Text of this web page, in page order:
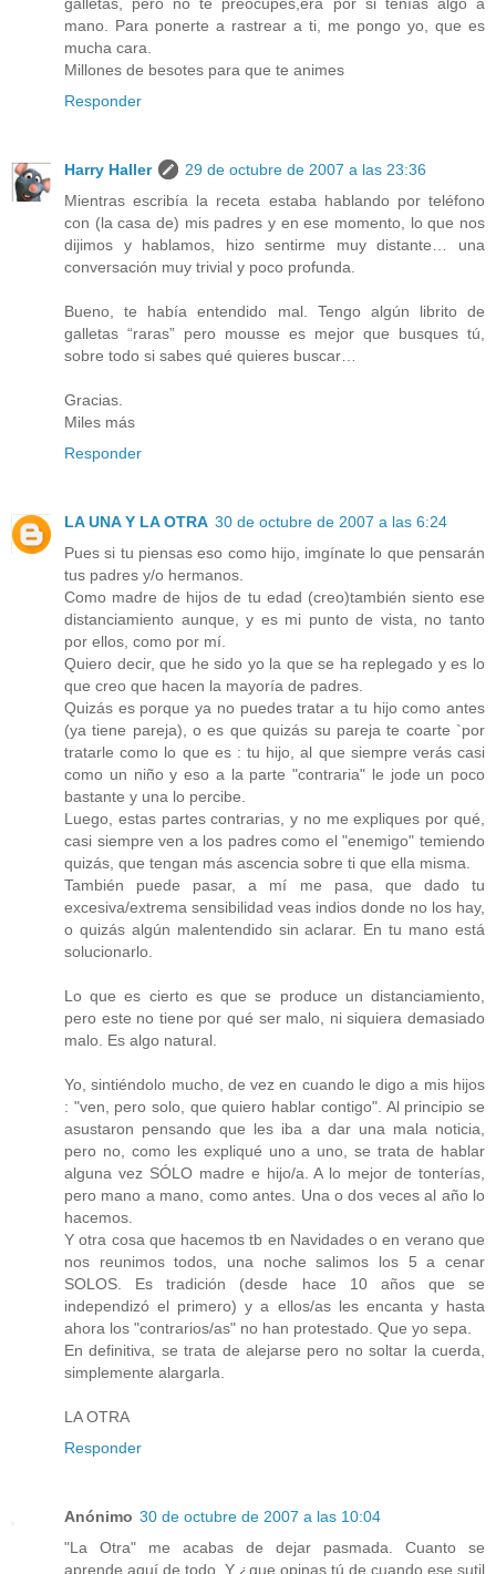
mano. Para ponerte a rastrear a ti, me pongo yo, que es
mucha cara.
Millones de besotes para que te animes
Responder
Harry Haller
29 de octubre de 2007 a las 23:36
Mientras escribía la receta estaba hablando por teléfono
con (la casa de) mis padres y en ese momento, lo que nos
dijimos y hablamos, hizo sentirme muy distante… una
conversación muy trivial y poco profunda.
Bueno, te había entendido mal. Tengo algún librito de
galletas “raras” pero mousse es mejor que busques tú,
sobre todo si sabes qué quieres buscar…
Gracias.
Miles más
Responder
LA UNA Y LA OTRA 30 de octubre de 2007 a las 6:24
Pues si tu piensas eso como hijo, imgínate lo que pensarán
tus padres y/o hermanos.
Como madre de hijos de tu edad (creo)también siento ese
distanciamiento aunque, y es mi punto de vista, no tanto
por ellos, como por mí.
Quiero decir, que he sido yo la que se ha replegado y es lo
que creo que hacen la mayoría de padres.
Quizás es porque ya no puedes tratar a tu hijo como antes
(ya tiene pareja), o es que quizás su pareja te coarte `por
tratarle como lo que es : tu hijo, al que siempre verás casi
como un niño y eso a la parte "contraria" le jode un poco
bastante y una lo percibe.
Luego, estas partes contrarias, y no me expliques por qué,
casi siempre ven a los padres como el "enemigo" temiendo
quizás, que tengan más ascencia sobre ti que ella misma.
También puede pasar, a mí me pasa, que dado tu
excesiva/extrema sensibilidad veas indios donde no los hay,
o quizás algún malentendido sin aclarar. En tu mano está
solucionarlo.
Lo que es cierto es que se produce un distanciamiento,
pero este no tiene por qué ser malo, ni siquiera demasiado
malo. Es algo natural.
Yo, sintiéndolo mucho, de vez en cuando le digo a mis hijos
: "ven, pero solo, que quiero hablar contigo". Al principio se
asustaron pensando que les iba a dar una mala noticia,
pero no, como les expliqué uno a uno, se trata de hablar
alguna vez SÓLO madre e hijo/a. A lo mejor de tonterías,
pero mano a mano, como antes. Una o dos veces al año lo
hacemos.
Y otra cosa que hacemos tb en Navidades o en verano que
nos reunimos todos, una noche salimos los 5 a cenar
SOLOS. Es tradición (desde hace 10 años que se
independizó el primero) y a ellos/as les encanta y hasta
ahora los "contrarios/as" no han protestado. Que yo sepa.
En definitiva, se trata de alejarse pero no soltar la cuerda,
simplemente alargarla.
LA OTRA
Responder
Anónimo 30 de octubre de 2007 a las 10:04
"La Otra" me acabas de dejar pasmada. Cuanto se
aprende aquí de todo. Y ¿que opinas tú de cuando ese sutil